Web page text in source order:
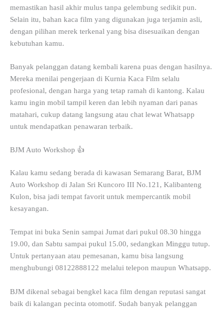
memastikan hasil akhir mulus tanpa gelembung sedikit pun.
Selain itu, bahan kaca film yang digunakan juga terjamin asli,
dengan pilihan merek terkenal yang bisa disesuaikan dengan
kebutuhan kamu.
Banyak pelanggan datang kembali karena puas dengan hasilnya.
Mereka menilai pengerjaan di Kurnia Kaca Film selalu
profesional, dengan harga yang tetap ramah di kantong. Kalau
kamu ingin mobil tampil keren dan lebih nyaman dari panas
matahari, cukup datang langsung atau chat lewat Whatsapp
untuk mendapatkan penawaran terbaik.
BJM Auto Workshop 👍
Kalau kamu sedang berada di kawasan Semarang Barat, BJM
Auto Workshop di Jalan Sri Kuncoro III No.121, Kalibanteng
Kulon, bisa jadi tempat favorit untuk mempercantik mobil
kesayangan.
Tempat ini buka Senin sampai Jumat dari pukul 08.30 hingga
19.00, dan Sabtu sampai pukul 15.00, sedangkan Minggu tutup.
Untuk pertanyaan atau pemesanan, kamu bisa langsung
menghubungi 08122888122 melalui telepon maupun Whatsapp.
BJM dikenal sebagai bengkel kaca film dengan reputasi sangat
baik di kalangan pecinta otomotif. Sudah banyak pelanggan